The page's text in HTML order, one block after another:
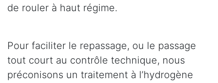
de rouler à haut régime.
Pour faciliter le repassage, ou le passage
tout court au contrôle technique, nous
préconisons un traitement à l’hydrogène